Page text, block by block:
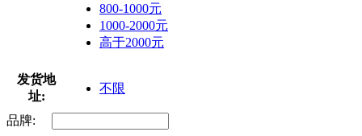
800-1000元
1000-2000元
高于2000元
发货地
址:
不限
品牌: